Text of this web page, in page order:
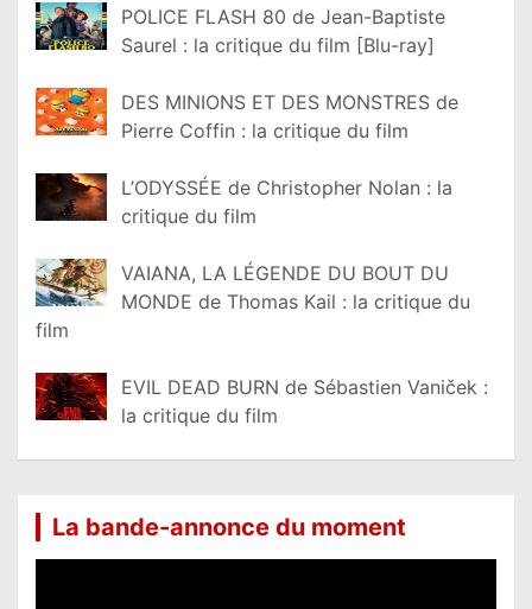
POLICE FLASH 80 de Jean-Baptiste
Saurel : la critique du film [Blu-ray]
DES MINIONS ET DES MONSTRES de
Pierre Coffin : la critique du film
L’ODYSSÉE de Christopher Nolan : la
critique du film
VAIANA, LA LÉGENDE DU BOUT DU
MONDE de Thomas Kail : la critique du
film
EVIL DEAD BURN de Sébastien Vaniček :
la critique du film
La bande-annonce du moment